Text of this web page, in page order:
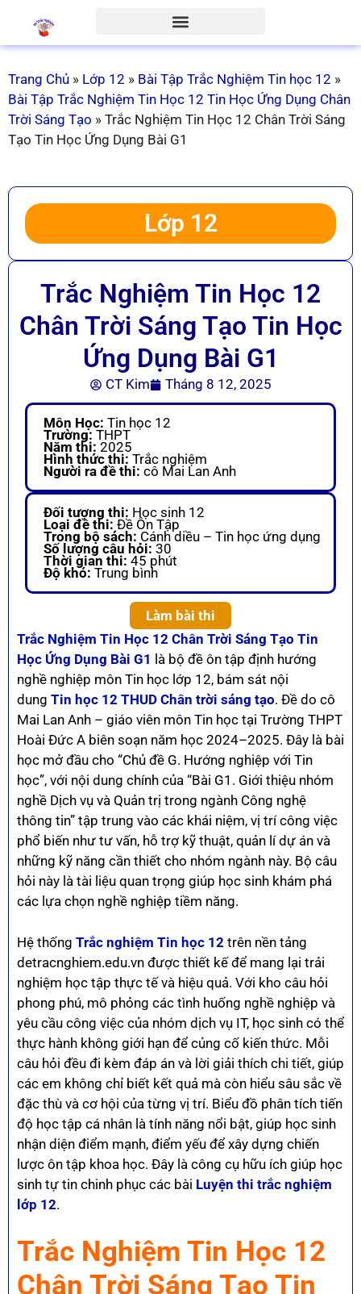
Trang Chủ » Lớp 12 » Bài Tập Trắc Nghiệm Tin học 12 »
Bài Tập Trắc Nghiệm Tin Học 12 Tin Học Ứng Dụng Chân
Trời Sáng Tạo » Trắc Nghiệm Tin Học 12 Chân Trời Sáng
Tạo Tin Học Ứng Dụng Bài G1
Lớp 12
Trắc Nghiệm Tin Học 12
Chân Trời Sáng Tạo Tin Học
Ứng Dụng Bài G1
CT Kim Tháng 8 12, 2025
Môn Học: Tin học 12
Trường: THPT
Năm thi: 2025
Hình thức thi: Trắc nghiệm
Người ra đề thi: cô Mai Lan Anh
Đối tượng thi: Học sinh 12
Loại đề thi: Đề Ôn Tập
Trong bộ sách: Cánh diều – Tin học ứng dụng
Số lượng câu hỏi: 30
Thời gian thi: 45 phút
Độ khó: Trung bình
Làm bài thi
Trắc Nghiệm Tin Học 12 Chân Trời Sáng Tạo Tin
Học Ứng Dụng Bài G1 là bộ đề ôn tập định hướng
nghề nghiệp môn Tin học lớp 12, bám sát nội
dung Tin học 12 THUD Chân trời sáng tạo. Đề do cô
Mai Lan Anh – giáo viên môn Tin học tại Trường THPT
Hoài Đức A biên soạn năm học 2024–2025. Đây là bài
học mở đầu cho “Chủ đề G. Hướng nghiệp với Tin
học”, với nội dung chính của “Bài G1. Giới thiệu nhóm
nghề Dịch vụ và Quản trị trong ngành Công nghệ
thông tin” tập trung vào các khái niệm, vị trí công việc
phổ biến như tư vấn, hỗ trợ kỹ thuật, quản lí dự án và
những kỹ năng cần thiết cho nhóm ngành này. Bộ câu
hỏi này là tài liệu quan trọng giúp học sinh khám phá
các lựa chọn nghề nghiệp tiềm năng.
Hệ thống Trắc nghiệm Tin học 12 trên nền tảng
detracnghiem.edu.vn được thiết kế để mang lại trải
nghiệm học tập thực tế và hiệu quả. Với kho câu hỏi
phong phú, mô phỏng các tình huống nghề nghiệp và
yêu cầu công việc của nhóm dịch vụ IT, học sinh có thể
thực hành không giới hạn để củng cố kiến thức. Mỗi
câu hỏi đều đi kèm đáp án và lời giải thích chi tiết, giúp
các em không chỉ biết kết quả mà còn hiểu sâu sắc về
đặc thù và cơ hội của từng vị trí. Biểu đồ phân tích tiến
độ học tập cá nhân là tính năng nổi bật, giúp học sinh
nhận diện điểm mạnh, điểm yếu để xây dựng chiến
lược ôn tập khoa học. Đây là công cụ hữu ích giúp học
sinh tự tin chinh phục các bài Luyện thi trắc nghiệm
lớp 12.
Trắc Nghiệm Tin Học 12
Chân Trời Sáng Tạo Tin